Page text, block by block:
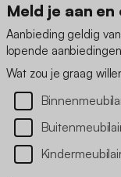
Meld je aan
Aanbieding geldig
lopende
Wat zou je graag